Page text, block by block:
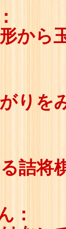
から
りを
詰将
：